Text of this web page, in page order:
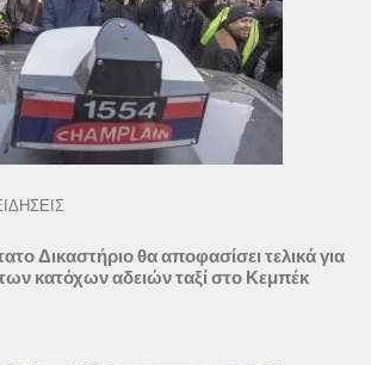
Δικαστήριο θα αποφασίσει τελικά για
κατόχων αδειών ταξί στο Κεμπέκ